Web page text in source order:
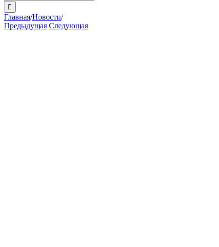
поиска:
Главная/Новости/
Предыдущая Следующая